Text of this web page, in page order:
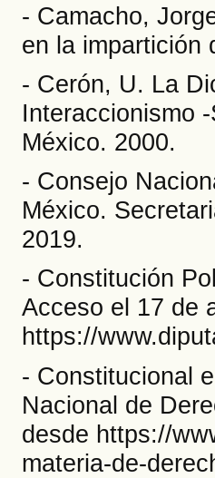
- Camacho,
en la impartición
- Cerón, U. La
Interaccionismo
México. 2000.
- Consejo
México.
2019.
- Constitución
Acceso el 17 de
https://
- Constitucional
Nacional de
desde https://
materia-de-